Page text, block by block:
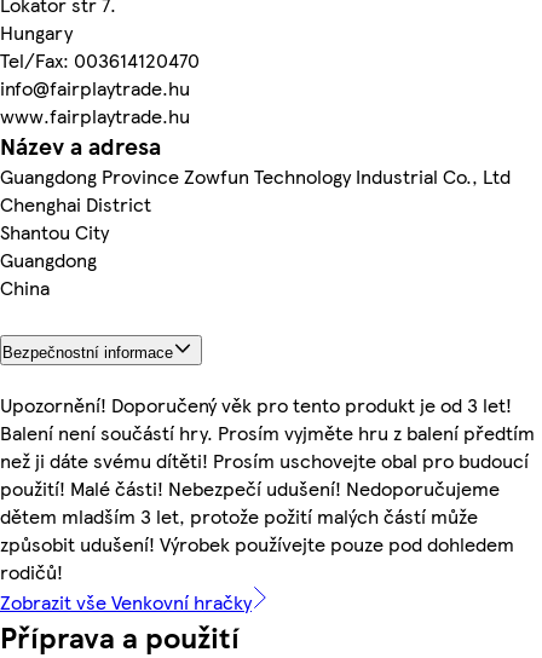
Hungary
Tel/Fax: 003614120470
info@fairplaytrade.hu
www.fairplaytrade.hu
Název a adresa
Guangdong Province Zowfun Technology Industrial Co., Ltd
Chenghai District
Shantou City
Guangdong
China
Bezpečnostní informace
Upozornění! Doporučený věk pro tento produkt je od 3 let!
Balení není součástí hry. Prosím vyjměte hru z balení předtím
než ji dáte svému dítěti! Prosím uschovejte obal pro budoucí
použití! Malé části! Nebezpečí udušení! Nedoporučujeme
dětem mladším 3 let, protože požití malých částí může
způsobit udušení! Výrobek používejte pouze pod dohledem
rodičů!
Zobrazit vše Venkovní hračky
Příprava a použití